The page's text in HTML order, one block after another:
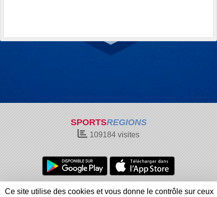
SPORTSREGIONS
109184 visites
Charte cookies
Gestion des cookies
Ce site utilise des cookies et vous donne le contrôle sur ceux